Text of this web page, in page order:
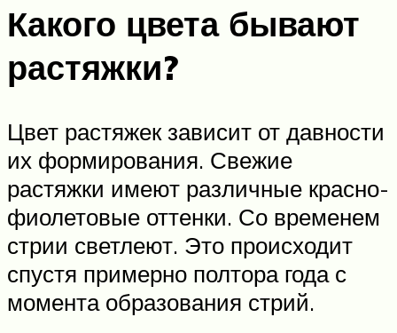
Какого цвета бывают
растяжки?
Цвет растяжек зависит от давности
их формирования. Свежие
растяжки имеют различные красно-
фиолетовые оттенки. Со временем
стрии светлеют. Это происходит
спустя примерно полтора года с
момента образования стрий.